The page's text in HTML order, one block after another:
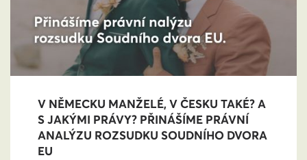
V NĚMECKU MANŽELÉ, V ČESKU TAKÉ? A
S JAKÝMI PRÁVY? PŘINÁŠÍME PRÁVNÍ
ANALÝZU ROZSUDKU SOUDNÍHO DVORA
EU